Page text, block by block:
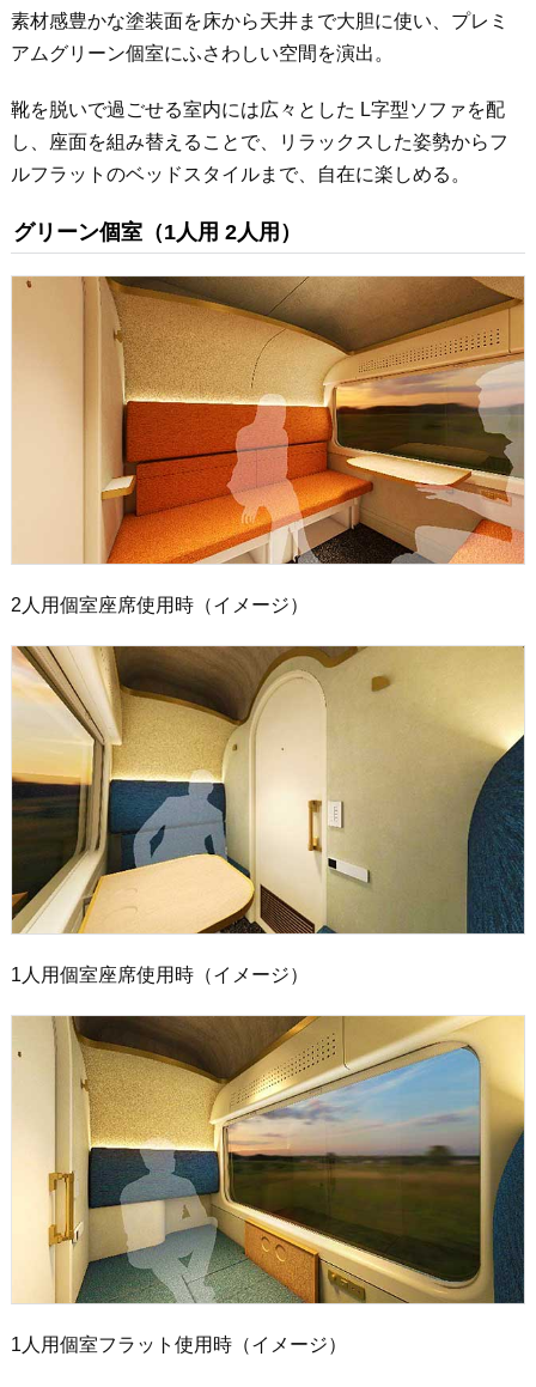
素材感豊かな塗装面を床から天井まで大胆に使い、プレミ
アムグリーン個室にふさわしい空間を演出。
靴を脱いで過ごせる室内には広々とした L字型ソファを配
し、座面を組み替えることで、リラックスした姿勢からフ
ルフラットのベッドスタイルまで、自在に楽しめる。
グリーン個室（1人用 2人用）
2人用個室座席使用時（イメージ）
1人用個室座席使用時（イメージ）
1人用個室フラット使用時（イメージ）